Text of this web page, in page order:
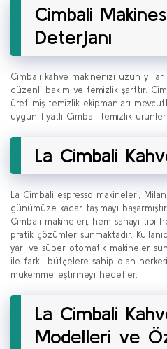
Cimbali
Deterjanı
Cimbali kahve makinenizi uzun yıllar
düzenli bakım ve temizlik şarttır.
üretilmiş temizlik ekipmanları
uygun fiyatlı Cimbali temizlik
La Cimbali
La Cimbali espresso makineleri,
günümüze kadar taşımayı
Cimbali makineleri, hem sanayi tipi
pratik çözümler sunmaktadır.
yarı ve süper otomatik makineler
ile farklı bütçelere sahip olan
mükemmelleştirmeyi hedefler.
La Cimbali
Modelleri ve